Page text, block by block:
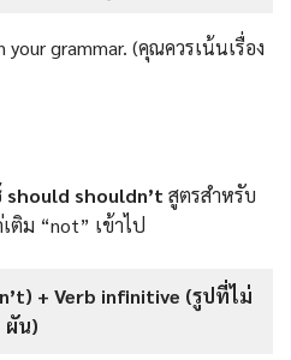
your grammar. (คุณควรเน้นเรื่อง
should shouldn’t สูตรสำหรับ
ติม “not” เข้าไป
+ Verb infinitive (รูปที่ไม่
ผัน)